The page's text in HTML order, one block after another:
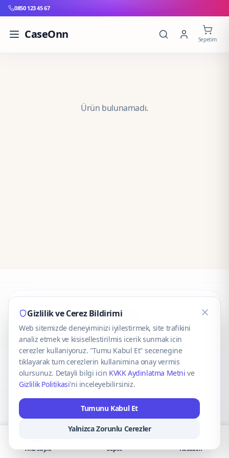
0850 123 45 67
CaseOnn Sepetim
Ürün bulunamadı.
CaseOnn
© 2025 CaseOnn. Tüm hakları saklıdır.
VISA Mastercard
Gizlilik ve Cerez Bildirimi
Web sitemizde deneyiminizi iyilestirmek, site trafikini
analiz etmek ve kisisellestirilmis icerik sunmak icin
cerezler kullaniyoruz. "Tumu Kabul Et" secenegine
tiklayarak tum cerezlerin kullanimina onay vermis
olursunuz. Detayli bilgi icin KVKK Aydinlatma Metni ve
Gizlilik Politikasi'ni inceleyebilirsiniz.
Tumunu Kabul Et
Yalnizca Zorunlu Cerezler
Ana Sayfa Sepet Hesabım